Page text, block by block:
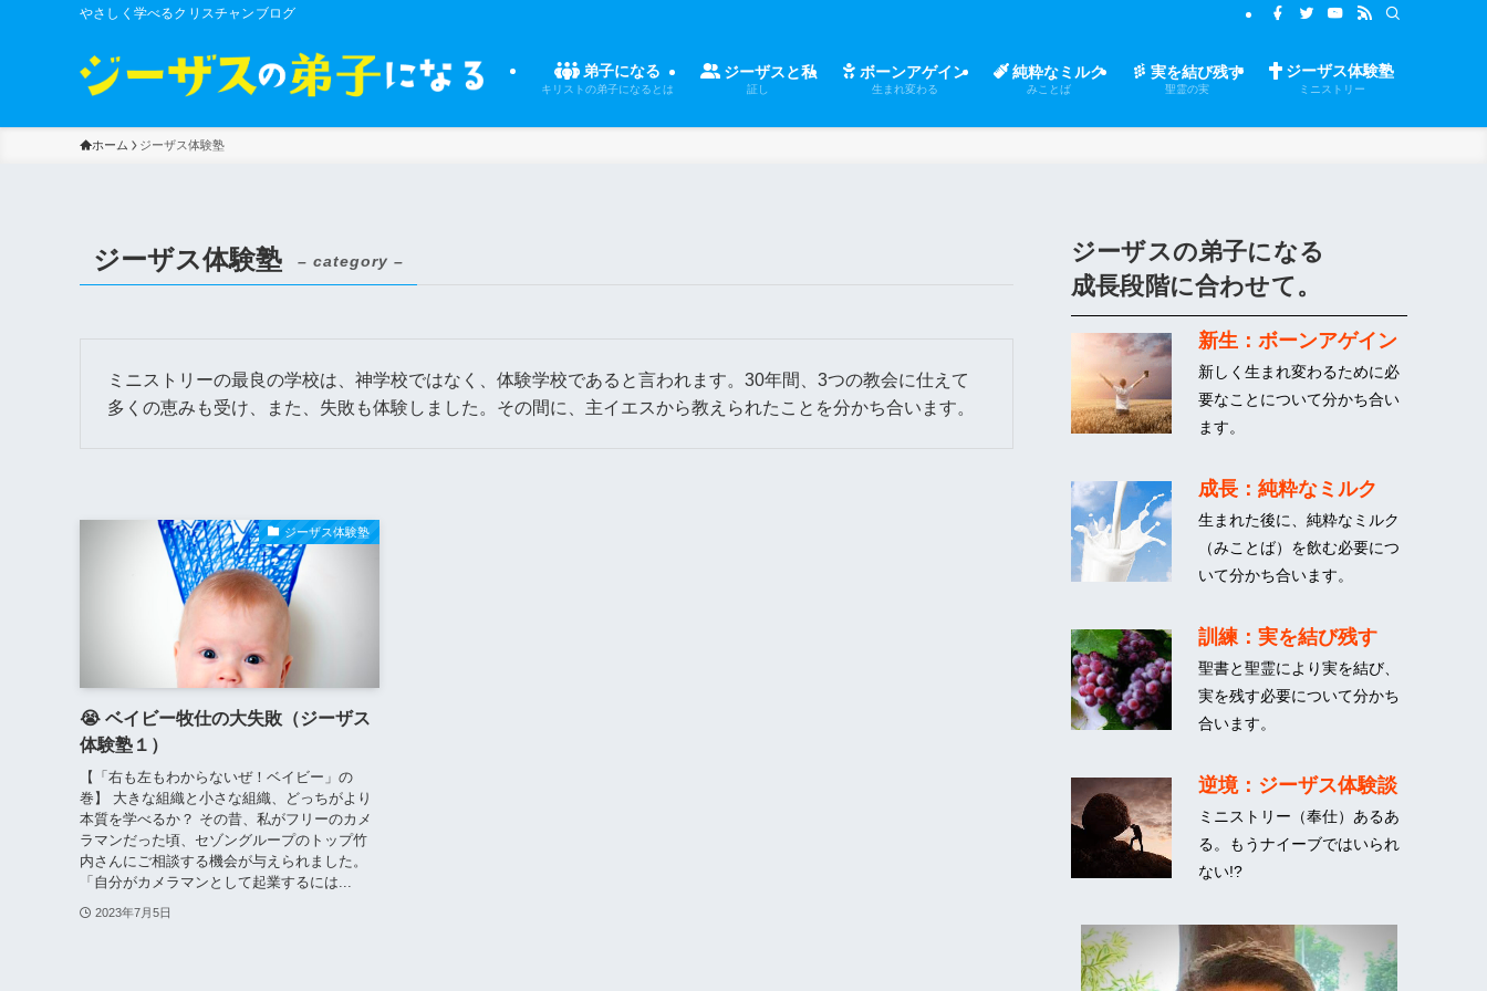
やさしく学べるクリスチャンブログ
弟子になる
キリストの弟子になるとは
ジーザスと私
証し
ボーンアゲイン
生まれ変わる
純粋なミルク
みことば
実を結び残す
聖霊の実
ジーザス体験塾
ミニストリー
ホーム ジーザス体験塾
ジーザス体験塾 – category –
ミニストリーの最良の学校は、神学校ではなく、体験学校であると言われます。30年間、3つの教会に仕えて
多くの恵みも受け、また、失敗も体験しました。その間に、主イエスから教えられたことを分かち合います。
ジーザス体験塾
😭 ベイビー牧仕の大失敗（ジーザス
体験塾１）
【「右も左もわからないぜ！ベイビー」の
巻】 大きな組織と小さな組織、どっちがより
本質を学べるか？ その昔、私がフリーのカメ
ラマンだった頃、セゾングループのトップ竹
内さんにご相談する機会が与えられました。
「自分がカメラマンとして起業するには...
2023年7月5日
ジーザスの弟子になる
成長段階に合わせて。
新生：ボーンアゲイン
新しく生まれ変わるために必
要なことについて分かち合い
ます。
成長：純粋なミルク
生まれた後に、純粋なミルク
（みことば）を飲む必要につ
いて分かち合います。
訓練：実を結び残す
聖書と聖霊により実を結び、
実を残す必要について分かち
合います。
逆境：ジーザス体験談
ミニストリー（奉仕）あるあ
る。もうナイーブではいられ
ない!?